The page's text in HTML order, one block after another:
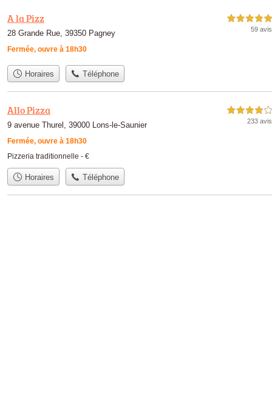
A la Pizz
28 Grande Rue, 39350 Pagney
Fermée, ouvre à 18h30
5,0 étoiles sur 5
59 avis
Horaires Téléphone
Allo Pizza
9 avenue Thurel, 39000 Lons-le-Saunier
Fermée, ouvre à 18h30
4,0 étoiles sur 5
233 avis
Pizzeria traditionnelle - €
Horaires Téléphone